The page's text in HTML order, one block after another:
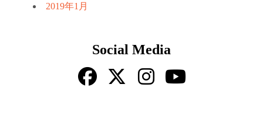
2019年1月
Social Media